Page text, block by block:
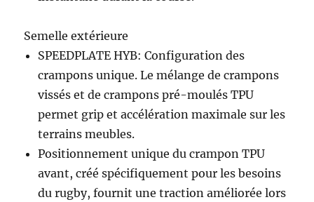
Semelle extérieure
SPEEDPLATE HYB: Configuration des
crampons unique. Le mélange de crampons
vissés et de crampons pré-moulés TPU
permet grip et accélération maximale sur les
terrains meubles.
Positionnement unique du crampon TPU
avant, créé spécifiquement pour les besoins
du rugby, fournit une traction améliorée lors